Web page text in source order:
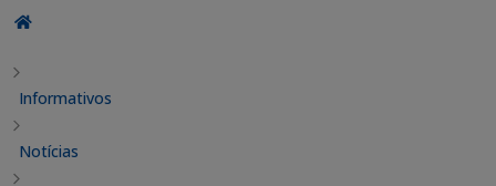
Informativos
Notícias